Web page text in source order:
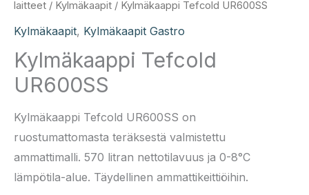
laitteet / Kylmäkaapit / Kylmäkaappi Tefcold UR600SS
Kylmäkaapit, Kylmäkaapit Gastro
Kylmäkaappi Tefcold
UR600SS
Kylmäkaappi Tefcold UR600SS on
ruostumattomasta teräksestä valmistettu
ammattimalli. 570 litran nettotilavuus ja 0-8°C
lämpötila-alue. Täydellinen ammattikeittiöihin.